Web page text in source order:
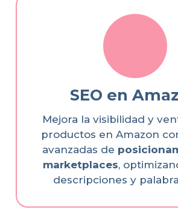
SEO en
Mejora la visibilidad y
productos en Amazon
avanzadas de
marketplaces,
descripciones y